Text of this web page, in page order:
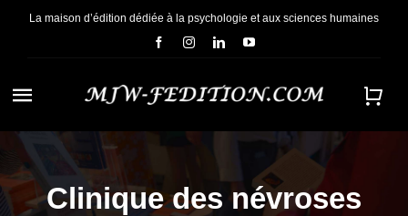
PasserLa maison d’édition dédiée à la psychologie et aux sciences humaines
Navigation
à
bascule
ACCUEIL
NOUS CONNAÎTRE
Clinique des névroses